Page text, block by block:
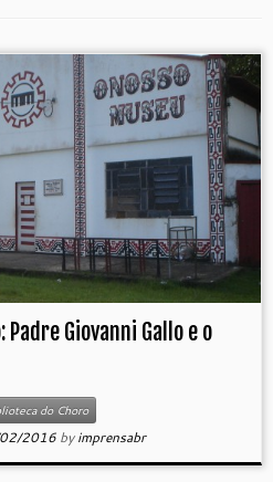
Padre Giovanni Gallo e o
do Choro
2016 byimprensabr